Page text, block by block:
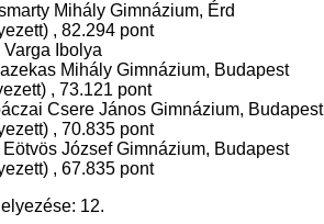
Mihály Gimnázium, Érd
, 82.294 pont
Ibolya
Mihály Gimnázium, Budapest
, 73.121 pont
Csere János Gimnázium, Budapest
, 70.835 pont
József Gimnázium, Budapest
, 67.835 pont
12.